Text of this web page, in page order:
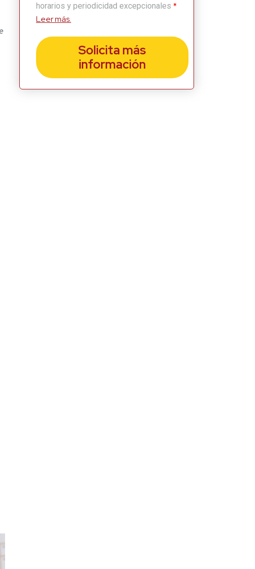
horarios y periodicidad excepcionales *
Leer más.
Solicita más
información